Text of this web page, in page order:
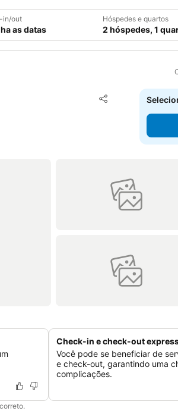
in/out
as datas
Hóspedes e quartos
2 hóspedes, 1
Partilhar
Adicionar
Check-in e check-out
Você pode se beneficiar de
e check-out, garantindo uma
complicações.